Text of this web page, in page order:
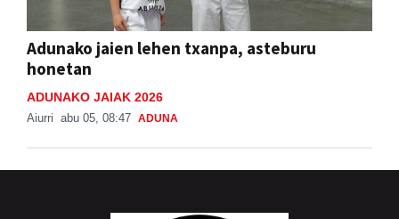
Adunako jaien lehen txanpa, asteburu
honetan
ADUNAKO JAIAK 2026
Aiurri abu 05, 08:47 ADUNA